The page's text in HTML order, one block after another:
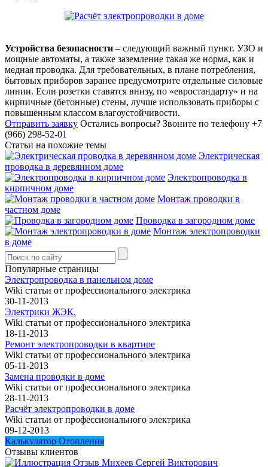
Устройства безопасности – следующий важный пункт. УЗО и
мощные автоматы, а также заземление такая же норма, как и
медная проводка. Для требовательных, в плане потребления,
бытовых приборов заранее предусмотрите отдельные силовые
линии. Если розетки ставятся внизу, по «евростандарту» и на
кирпичные (бетонные) стены, лучше использовать приборы с
повышенным классом влагоустойчивости.
Отправить заявку Остались вопросы? Звоните по телефону +7
(966) 298-52-01
Статьи на похожие темы
Электрическая
проводка в деревянном доме
Электропроводка в
кирпичном доме
Монтаж проводки в
частном доме
Проводка в загородном доме
Монтаж электропроводки
в доме
Популярные страницы
Электропроводка в панельном доме
Wiki статьи от профессионального электрика
30-11-2013
Электрики ЖЭК.
Wiki статьи от профессионального электрика
18-11-2013
Ремонт электропроводки в квартире
Wiki статьи от профессионального электрика
05-11-2013
Замена проводки в доме
Wiki статьи от профессионального электрика
28-11-2013
Расчёт электропроводки в доме
Wiki статьи от профессионального электрика
09-12-2013
Калькулятор Отопления
Отзывы клиентов